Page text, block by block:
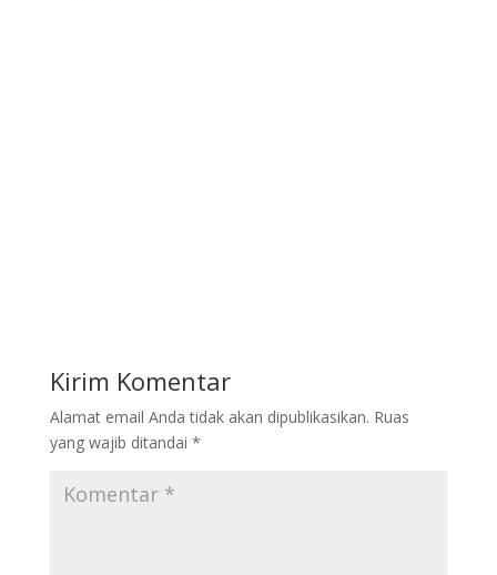
Kirim Komentar
Alamat email Anda tidak akan dipublikasikan. Ruas
yang wajib ditandai *